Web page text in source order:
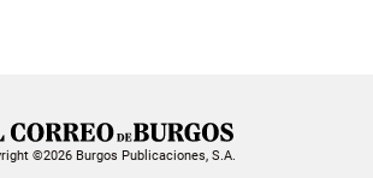
©2026 Burgos Publicaciones, S.A.